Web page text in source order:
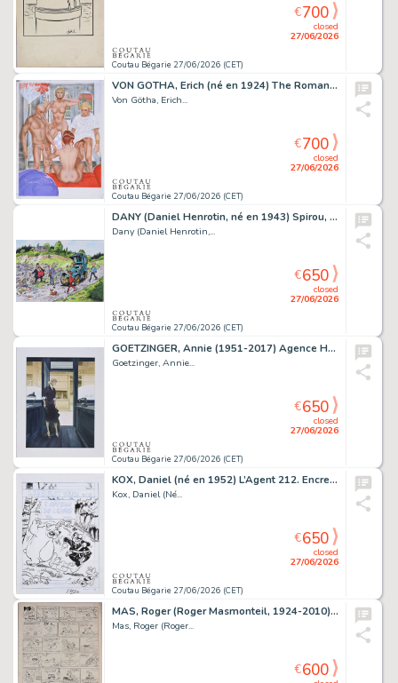
Coutau Bégarie 27/06/2026 (CET)
closed
27/06/2026
€700
VON GÖTHA, Erich (né en 1924) The Roman life of Laura. Encres...
Von Götha, Erich...
Coutau Bégarie 27/06/2026 (CET)
closed
27/06/2026
€700
DANY (Daniel Henrotin, né en 1943) Spirou, La gorgone...
Dany (Daniel Henrotin,...
Coutau Bégarie 27/06/2026 (CET)
closed
27/06/2026
€650
GOETZINGER, Annie (1951-2017) Agence Hardy, illustration...
Goetzinger, Annie...
Coutau Bégarie 27/06/2026 (CET)
closed
27/06/2026
€650
KOX, Daniel (né en 1952) L’Agent 212. Encre de Chine...
Kox, Daniel (Né...
Coutau Bégarie 27/06/2026 (CET)
closed
27/06/2026
€650
MAS, Roger (Roger Masmonteil, 1924-2010) Pif le chien…Au...
Mas, Roger (Roger...
€600